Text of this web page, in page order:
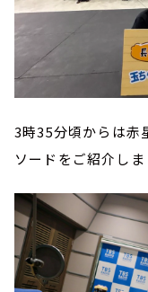
3時35分頃からは赤
ソードをご紹介しま